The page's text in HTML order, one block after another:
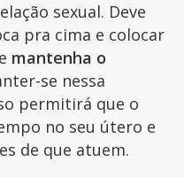
sexual. Deve
pra cima e colocar
mantenha o
se nessa
permitirá que o
no seu útero e
de que atuem.